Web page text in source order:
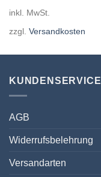
inkl. MwSt.
zzgl. Versandkosten
KUNDENSERVICE
AGB
Widerrufsbelehrung
Versandarten